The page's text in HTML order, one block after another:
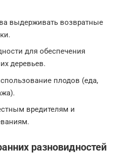
выдерживать возвратные
для обеспечения
деревьев.
плодов (еда,
вредителям и
разновидностей